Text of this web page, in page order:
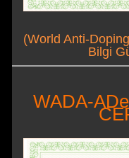
(World Anti-
Bilgi
WADA-